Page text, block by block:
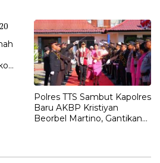
Polres TTS Sambut Kapolres
Baru AKBP Kristiyan
Beorbel Martino, Gantikan